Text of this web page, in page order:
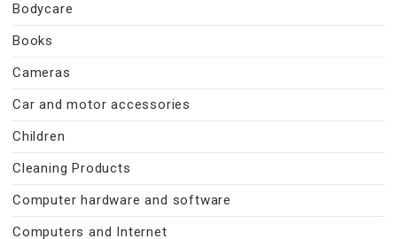
Bodycare
Books
Cameras
Car and motor accessories
Children
Cleaning Products
Computer hardware and software
Computers and Internet